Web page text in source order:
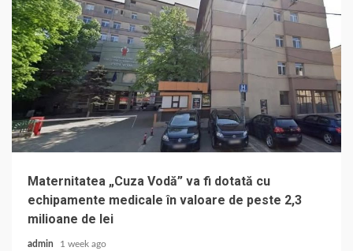
Maternitatea „Cuza Vodă” va fi dotată cu
echipamente medicale în valoare de peste 2,3
milioane de lei
admin 1 week ago